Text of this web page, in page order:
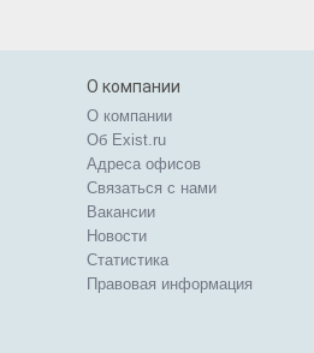
О компании
О компании
Об Exist.ru
Адреса офисов
Связаться с нами
Вакансии
Новости
Статистика
Правовая информация